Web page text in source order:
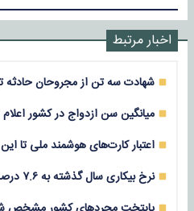
اخبار مرتبط
شهادت سه تن از مجروحان حادثه
میانگین سن ازدواج در کشور
اعتبار کارت‌های هوشمند ملی تا
نرخ بیکاری سال گذشته به ۷.۶ درصد رسید